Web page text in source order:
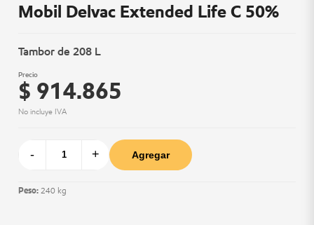
Mobil Delvac Extended Life C 50%
Tambor de 208 L
Precio
$ 914.865
No incluye IVA
- + Agregar
Peso: 240 kg